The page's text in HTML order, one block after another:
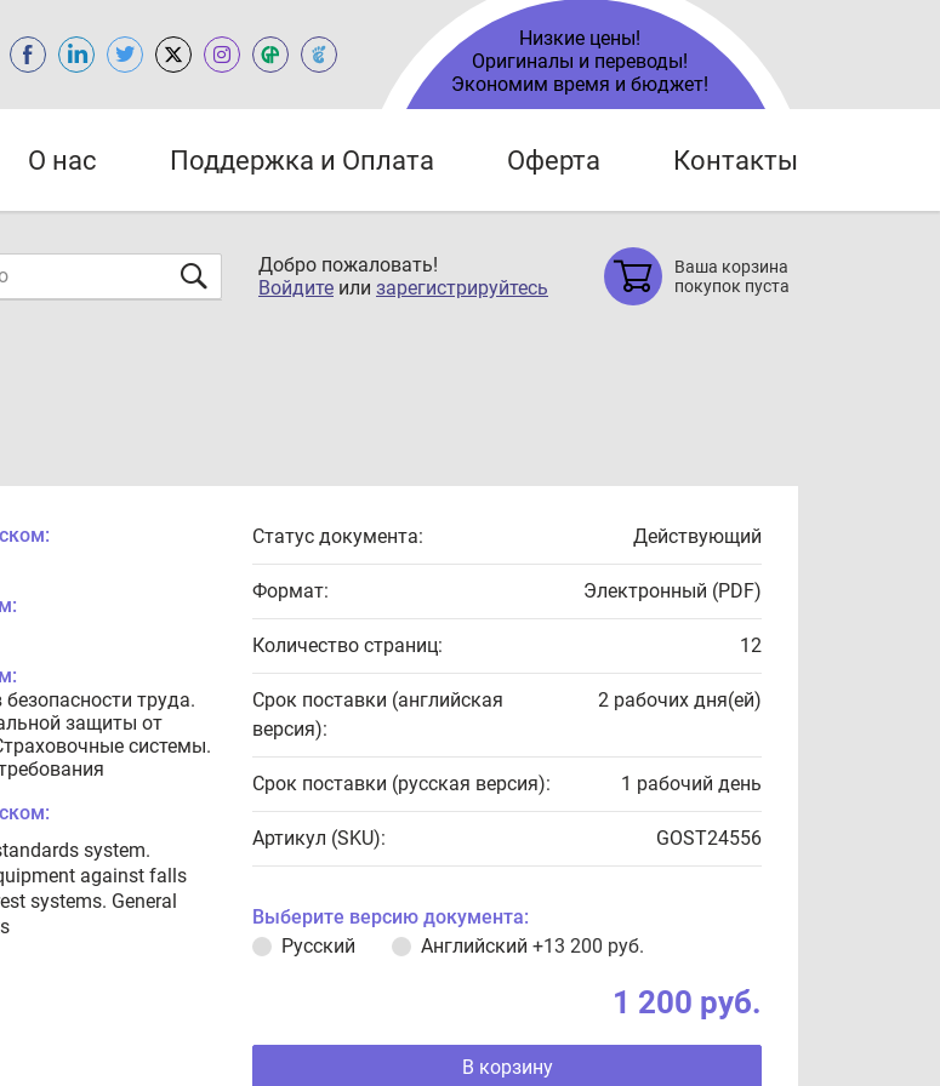
Низкие цены!
Оригиналы и переводы!
Экономим время и бюджет!
О нас Поддержка и Оплата Оферта Контакты
Добро пожаловать!
Войдите или зарегистрируйтесь
Ваша корзина
покупок пуста
труда.
защиты от
системы.
system.
against falls
systems. General
Статус документа: Действующий
Формат: Электронный (PDF)
Количество страниц: 12
Срок поставки (английская
версия):
2 рабочих дня(ей)
Срок поставки (русская версия): 1 рабочий день
Артикул (SKU): GOST24556
Выберите версию документа:
Русский
Английский +13 200 руб.
1 200 руб.
В корзину